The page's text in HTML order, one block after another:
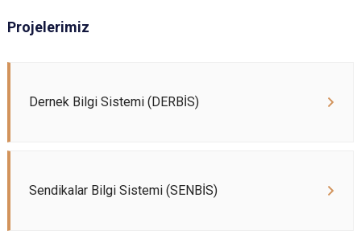
Projelerimiz
Dernek Bilgi Sistemi (DERBİS)
Sendikalar Bilgi Sistemi (SENBİS)